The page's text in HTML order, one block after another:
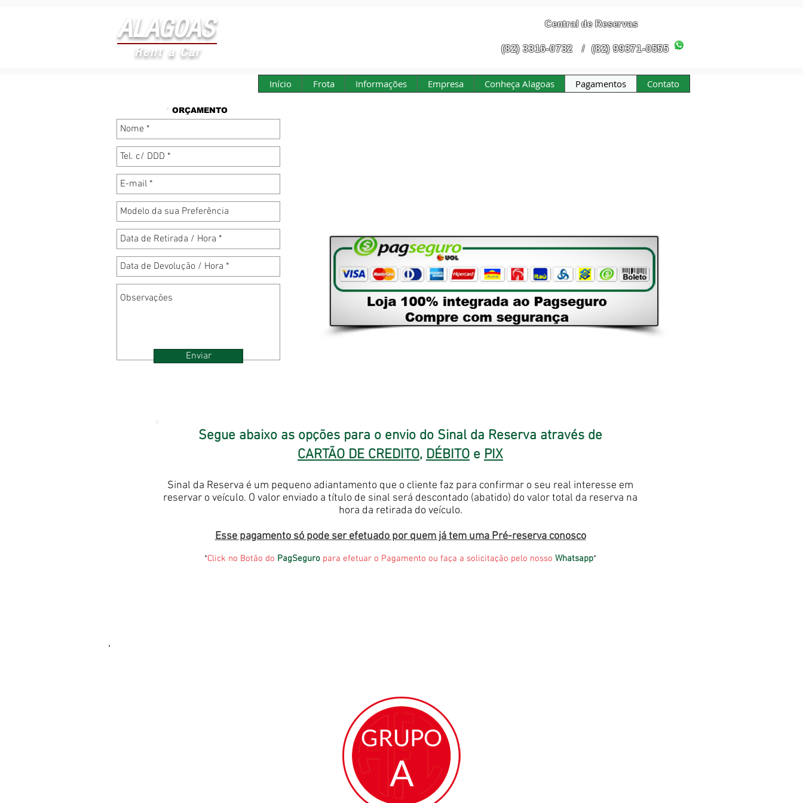
ALAGOAS
Rent a Car
Central de Reservas
(82) 3316-0732 (82) 99371-0555
/
* ORÇAMENTO
Enviar
Segue abaixo as opções para o envio do Sinal da Reserva através de
CARTÃO DE CREDITO, DÉBITO e PIX
Sinal da Reserva é um pequeno adiantamento que o cliente faz para confirmar o seu real interesse em
reservar o veículo. O valor enviado a título de sinal será descontado (abatido) do valor total da reserva na
hora da retirada do veículo.
Esse pagamento só pode ser efetuado por quem já tem uma Pré-reserva conosco
*Click no Botão do PagSeguro para efetuar o Pagamento ou faça a solicitação pelo nosso Whatsapp*
Início Frota Informações Empresa Conheça Alagoas Pagamentos Contato